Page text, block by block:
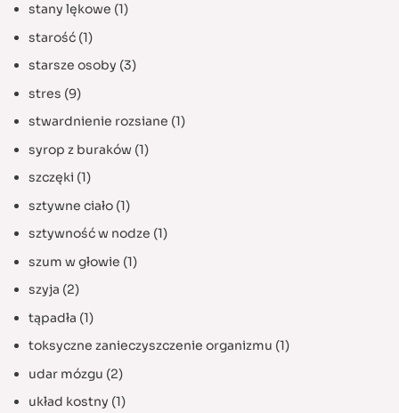
stany lękowe (1)
starość(1)
starsze osoby (3)
stres (9)
stwardnienie rozsiane (1)
syrop z buraków(1)
szczęki (1)
sztywne ciało(1)
sztywność w nodze (1)
szum w głowie (1)
szyja (2)
tąpadła (1)
toksyczne zanieczyszczenie organizmu (1)
udar mózgu (2)
układ kostny (1)